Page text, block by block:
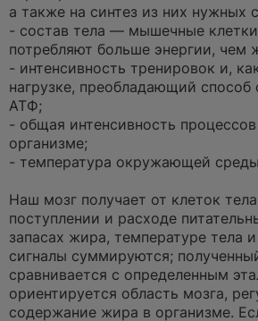
а также на синтез из них нужных
- состав тела — мышечные
потребляют больше энергии, чем
- интенсивность тренировок и,
нагрузке, преобладающий способ
АТФ;
- общая интенсивность процессов
организме;
- температура окружающей
Наш мозг получает от клеток
поступлении и расходе
запасах жира, температуре тела
сигналы суммируются;
сравнивается с определенным
ориентируется область мозга,
содержание жира в организме.